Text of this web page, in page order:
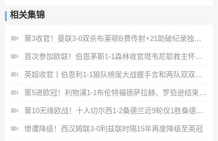
相关集锦
第3收官！曼联3-0双杀布莱顿B费传射+21助破纪录独享英超助攻王
首次参加欧联！伯恩茅斯1-1森林收官塔韦尼耶救主怀特远射破门
英超收官丨伯恩利1-1狼队榜尾大战握手言和两队双双降入英冠
第5进欧冠！利物浦1-1布伦特福德萨拉赫、罗伯逊结束9年红军生涯
第10无缘欧战！十人切尔西1-2桑德兰近9轮仅1胜桑德兰第7进欧战
惨遭降级！西汉姆联3-0利兹联时隔15年再度降级至英冠